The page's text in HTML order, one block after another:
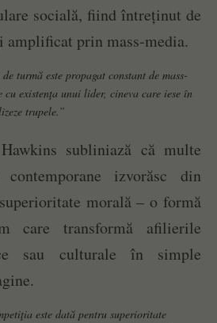
socială, fiind întreținut de
prin mass-media.
turmă este propagat constant de mass-
existenţa unui lider, cineva care iese în
trupele.”
subliniază că multe
izvorăsc din
morală – o formă
care transformă afilierile
sau culturale în simple
este dată pentru superioritate